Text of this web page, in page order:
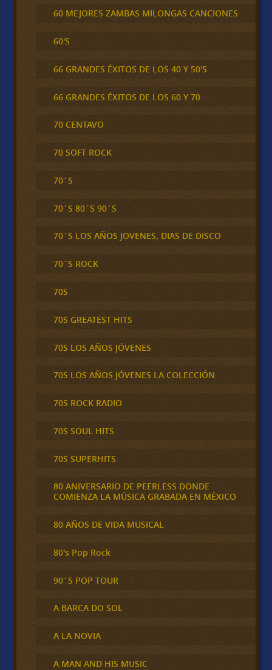
60 MEJORES ZAMBAS MILONGAS CANCIONES
60'S
66 GRANDES ÉXITOS DE LOS 40 Y 50'S
66 GRANDES ÉXITOS DE LOS 60 Y 70
70 CENTAVO
70 SOFT ROCK
70´S
70´S 80´S 90´S
70´S LOS AÑOS JOVENES, DIAS DE DISCO
70´S ROCK
70S
70S GREATEST HITS
70S LOS AÑOS JÓVENES
70S LOS AÑOS JÓVENES LA COLECCIÓN
70S ROCK RADIO
70S SOUL HITS
70S SUPERHITS
80 ANIVERSARIO DE PEERLESS DONDE
COMIENZA LA MÚSICA GRABADA EN MÉXICO
80 AÑOS DE VIDA MUSICAL
80's Pop Rock
90´S POP TOUR
A BARCA DO SOL
A LA NOVIA
A MAN AND HIS MUSIC